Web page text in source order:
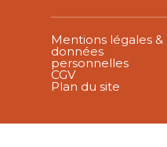
Mentions légales &
données
personnelles
CGV
Plan du site